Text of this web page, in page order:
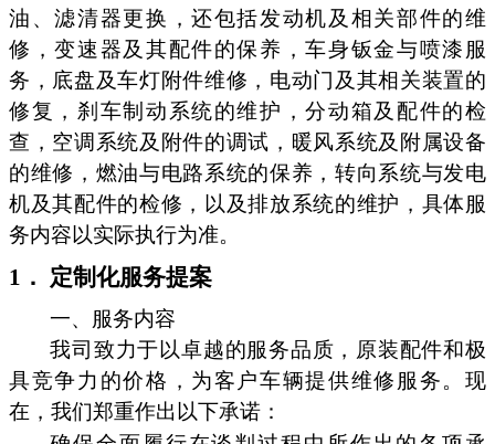
油、滤清器更换，还包括发动机及相关部件的维
修，变速器及其配件的保养，车身钣金与喷漆服
务，底盘及车灯附件维修，电动门及其相关装置的
修复，刹车制动系统的维护，分动箱及配件的检
查，空调系统及附件的调试，暖风系统及附属设备
的维修，燃油与电路系统的保养，转向系统与发电
机及其配件的检修，以及排放系统的维护，具体服
务内容以实际执行为准。
1． 定制化服务提案
一、服务内容
我司致力于以卓越的服务品质，原装配件和极
具竞争力的价格，为客户车辆提供维修服务。现
在，我们郑重作出以下承诺：